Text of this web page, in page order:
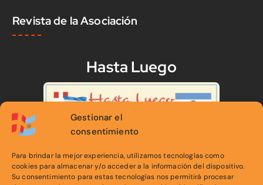
Gestionar el
consentimiento
Para brindar la mejor experiencia, utilizamos tecnologías como
cookies para almacenar y/o acceder a la información del dispositivo.
Su consentimiento para estas tecnologías nos permitirá procesar
Revista de la Asociación
Hasta Luego